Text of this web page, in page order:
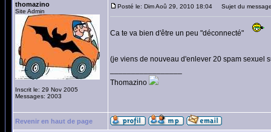
thomazino
Site Admin
Inscrit le: 29 Nov 2005
Messages: 2003
Posté le: Dim Aoû 29, 2010 18:04 Sujet du
Ca te va bien d'être un peu "déconnecté"
(je viens de nouveau d'enlever 20 spam sexuel
Thomazino
Revenir en haut de page